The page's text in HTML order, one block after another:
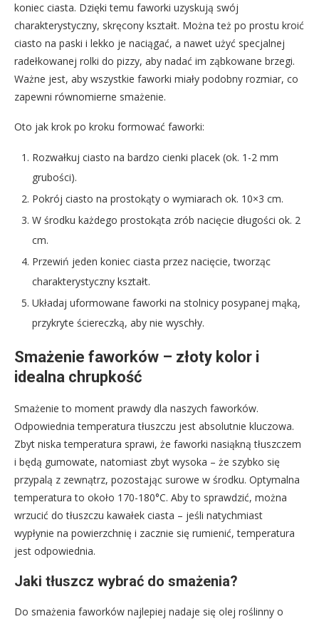
koniec ciasta. Dzięki temu faworki uzyskują swój
charakterystyczny, skręcony kształt. Można też po prostu kroić
ciasto na paski i lekko je naciągać, a nawet użyć specjalnej
radełkowanej rolki do pizzy, aby nadać im ząbkowane brzegi.
Ważne jest, aby wszystkie faworki miały podobny rozmiar, co
zapewni równomierne smażenie.
Oto jak krok po kroku formować faworki:
Rozwałkuj ciasto na bardzo cienki placek (ok. 1-2 mm
grubości).
Pokrój ciasto na prostokąty o wymiarach ok. 10×3 cm.
W środku każdego prostokąta zrób nacięcie długości ok. 2
cm.
Przewiń jeden koniec ciasta przez nacięcie, tworząc
charakterystyczny kształt.
Układaj uformowane faworki na stolnicy posypanej mąką,
przykryte ściereczką, aby nie wyschły.
Smażenie faworków – złoty kolor i
idealna chrupkość
Smażenie to moment prawdy dla naszych faworków.
Odpowiednia temperatura tłuszczu jest absolutnie kluczowa.
Zbyt niska temperatura sprawi, że faworki nasiąkną tłuszczem
i będą gumowate, natomiast zbyt wysoka – że szybko się
przypalą z zewnątrz, pozostając surowe w środku. Optymalna
temperatura to około 170-180°C. Aby to sprawdzić, można
wrzucić do tłuszczu kawałek ciasta – jeśli natychmiast
wypłynie na powierzchnię i zacznie się rumienić, temperatura
jest odpowiednia.
Jaki tłuszcz wybrać do smażenia?
Do smażenia faworków najlepiej nadaje się olej roślinny o